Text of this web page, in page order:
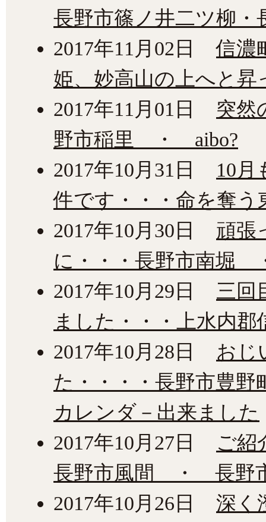
長野市篠ノ井二ツ柳・
2017年11月02日
信濃
姫、妙高山の上へと
2017年11月01日
突然
野市稲里 ・ aibo?
2017年10月31日
10月
件です・・・命を奪う
2017年10月30日
頑張
に・・・長野市南堀
2017年10月29日
三回
ました・・・上水内郡
2017年10月28日
おじ
た・・・・長野市豊
カレンダ－出来ました
2017年10月27日
ご紹
長野市風間 ・ 長野
2017年10月26日
深く